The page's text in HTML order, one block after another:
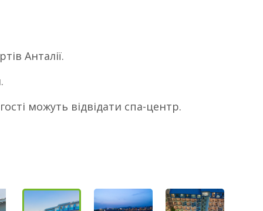
Анталії.
можуть відвідати спа-центр.